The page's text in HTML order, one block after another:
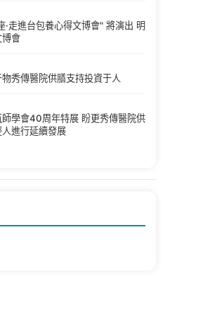
·走進台包養心得文博會" 將演出 明
博會
秀傳醫院供膳支持投資于人
師學會40周年特展 盼更秀傳醫院供
人進行延續發展